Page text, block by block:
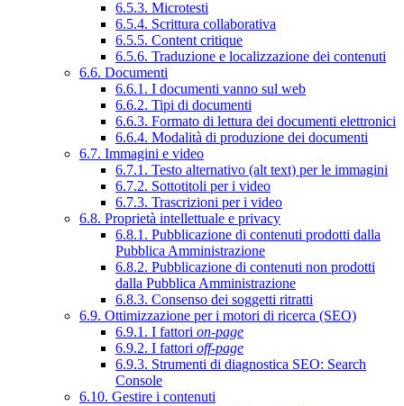
6.5.3. Microtesti
6.5.4. Scrittura collaborativa
6.5.5. Content critique
6.5.6. Traduzione e localizzazione dei contenuti
6.6. Documenti
6.6.1. I documenti vanno sul web
6.6.2. Tipi di documenti
6.6.3. Formato di lettura dei documenti elettronici
6.6.4. Modalità di produzione dei documenti
6.7. Immagini e video
6.7.1. Testo alternativo (alt text) per le immagini
6.7.2. Sottotitoli per i video
6.7.3. Trascrizioni per i video
6.8. Proprietà intellettuale e privacy
6.8.1. Pubblicazione di contenuti prodotti dalla
Pubblica Amministrazione
6.8.2. Pubblicazione di contenuti non prodotti
dalla Pubblica Amministrazione
6.8.3. Consenso dei soggetti ritratti
6.9. Ottimizzazione per i motori di ricerca (SEO)
6.9.1. I fattori on-page
6.9.2. I fattori off-page
6.9.3. Strumenti di diagnostica SEO: Search
Console
6.10. Gestire i contenuti